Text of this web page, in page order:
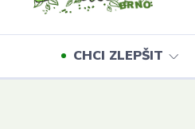
CHCI ZLEPŠIT